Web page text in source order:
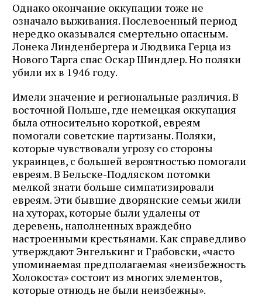
Однако окончание оккупации тоже не
означало выживания. Послевоенный период
нередко оказывался смертельно опасным.
Лонека Линденбергера и Людвика Герца из
Нового Тарга спас Оскар Шиндлер. Но поляки
убили их в 1946 году.
Имели значение и региональные различия. В
восточной Польше, где немецкая оккупация
была относительно короткой, евреям
помогали советские партизаны. Поляки,
которые чувствовали угрозу со стороны
украинцев, с большей вероятностью помогали
евреям. В Бельске-Подляском потомки
мелкой знати больше симпатизировали
евреям. Эти бывшие дворянские семьи жили
на хуторах, которые были удалены от
деревень, наполненных враждебно
настроенными крестьянами. Как справедливо
утверждают Энгелькинг и Грабовски, «часто
упоминаемая предполагаемая «неизбежность
Холокоста» состоит из многих элементов,
которые отнюдь не были неизбежны».